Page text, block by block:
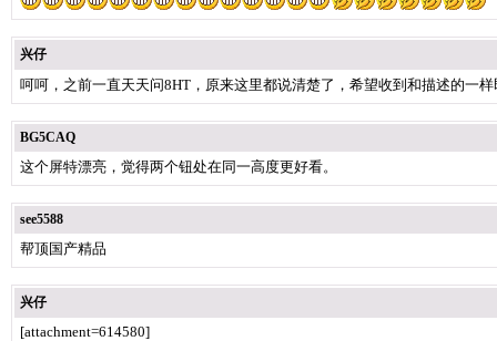
兴仔
呵呵，之前一直天天问8HT，原来这里都说清楚了，希望收到和描述的一
BG5CAQ
这个屏特漂亮，觉得两个钮处在同一高度更好看。
see5588
帮顶国产精品
兴仔
[attachment=614580]